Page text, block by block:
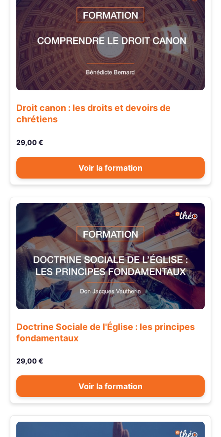
Droit canon : les droits et devoirs de
chrétiens
29,00 €
Voir la formation
Doctrine Sociale de l'Église : les principes
fondamentaux
29,00 €
Voir la formation